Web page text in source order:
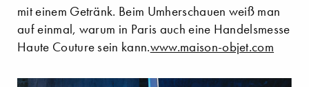
mit einem Getränk. Beim Umherschauen weiß man
auf einmal, warum in Paris auch eine Handelsmesse
Haute Couture sein kann.www.maison-objet.com